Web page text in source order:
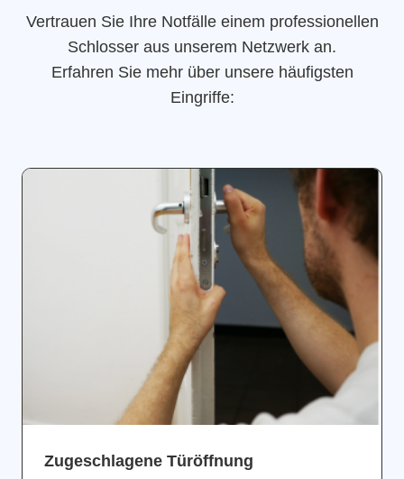
Vertrauen Sie Ihre Notfälle einem professionellen
Schlosser aus unserem Netzwerk an.
Erfahren Sie mehr über unsere häufigsten
Eingriffe:
Zugeschlagene Türöffnung